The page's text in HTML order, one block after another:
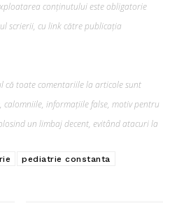
conținutului este obligatorie
scrierii, cu link către publicația
că toate comentariile la articole sunt
informațiile false, motiv pentru
un limbaj decent, evitând atacuri la
pediatrie constanta